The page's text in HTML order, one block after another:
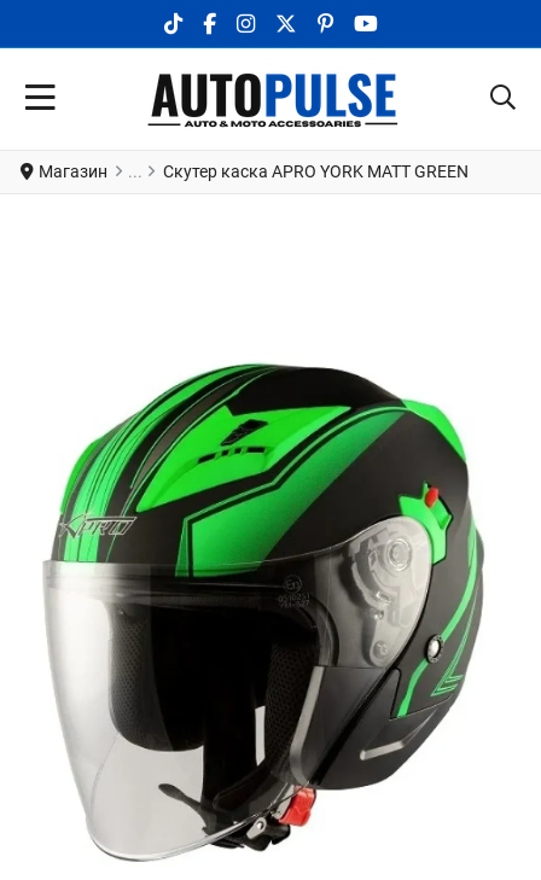
TIKTOK SOCIAL LINK
FACEBOOK SOCIAL LINK
INSTAGRAM SOCIAL LINK
X.COM SOCIAL LINK
PINTEREST SOCIAL LINK
YOUTUBE SOCIAL
Магазин Скутер каска APRO YORK MATT GREEN